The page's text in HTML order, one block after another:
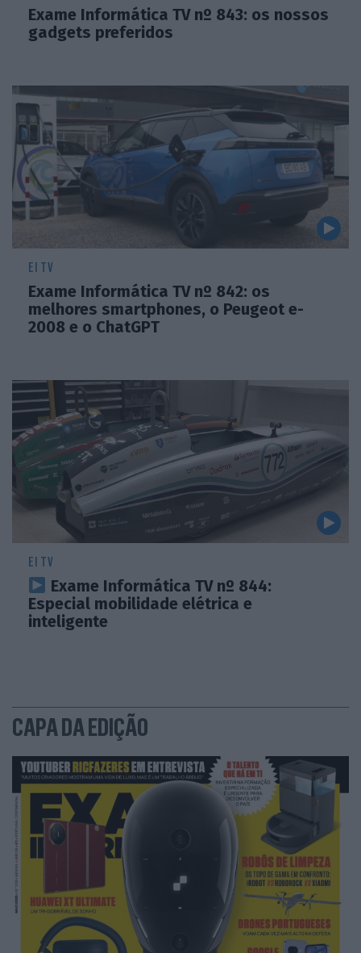
Exame Informática TV nº 843: os nossos
gadgets preferidos
EI TV
Exame Informática TV nº 842: os
melhores smartphones, o Peugeot e-
2008 e o ChatGPT
EI TV
Exame Informática TV nº 844:
Especial mobilidade elétrica e
inteligente
CAPA DA EDIÇÃO